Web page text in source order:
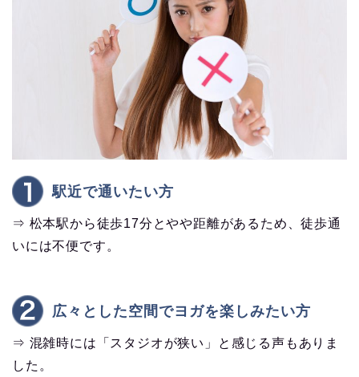
駅近で通いたい方
⇒ 松本駅から徒歩17分とやや距離があるため、徒歩通
いには不便です。
広々とした空間でヨガを楽しみたい方
⇒ 混雑時には「スタジオが狭い」と感じる声もありま
した。